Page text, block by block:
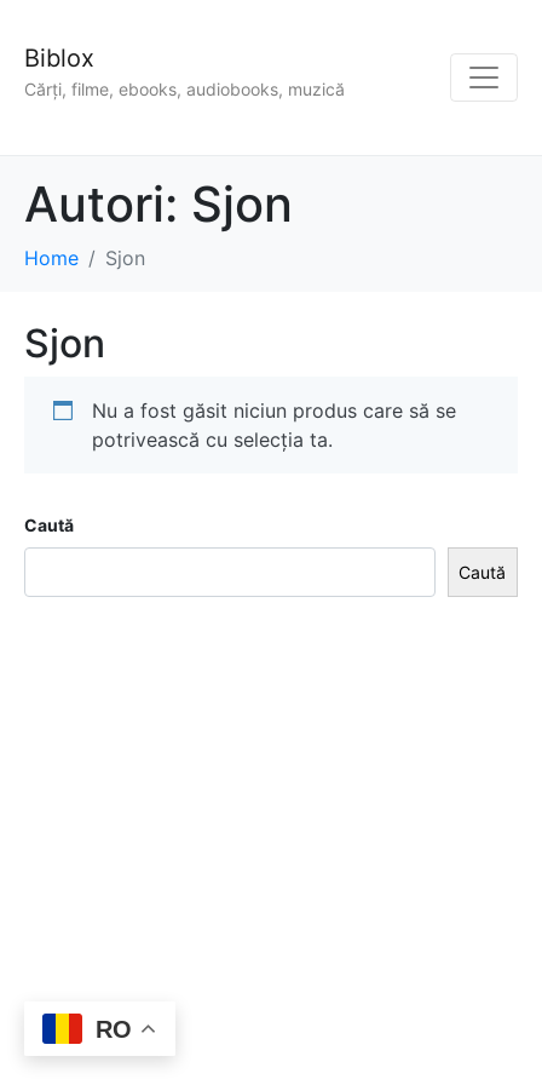
Biblox
Cărți, filme, ebooks, audiobooks, muzică
Autori: Sjon
Home Sjon
Sjon
Nu a fost găsit niciun produs care să se
potrivească cu selecția ta.
Caută
Caută
RO